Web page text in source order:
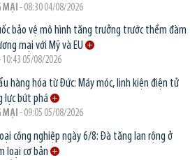
MẠI - 08:30 04/08/2026
bảo vệ mô hình tăng trưởng trước thềm đàm
mại với Mỹ và EU
05/08/2026
hàng hóa từ Đức: Máy móc, linh kiện điện tử
lực bứt phá
MẠI - 09:05 05/08/2026
công nghiệp ngày 6/8: Đà tăng lan rộng ở
loại cơ bản